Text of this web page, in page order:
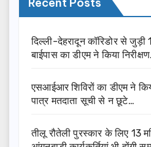
Recent Posts
दिल्ली-देहरादून कॉरिडोर से जुड़ी
बाईपास का डीएम ने किया
एसआईआर शिविरों का डीएम ने
पात्र मतदाता सूची से न छूटे…
तीलू रौतेली पुरस्कार के लिए 13